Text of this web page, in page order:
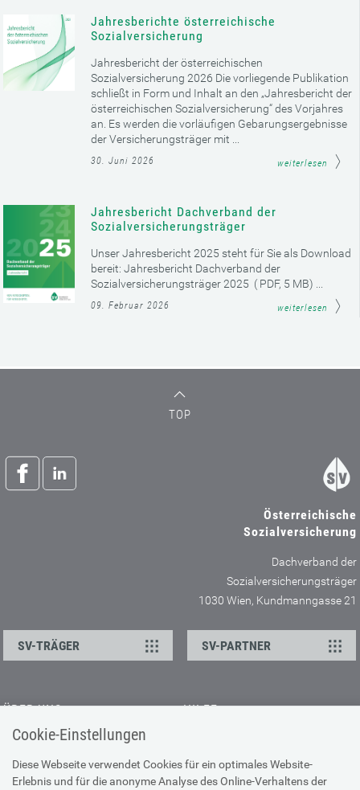
Cookie-Einstellungen
Diese Webseite verwendet Cookies für ein optimales Website-
Erlebnis und für die anonyme Analyse des Online-Verhaltens der
Jahresberichte österreichische
Sozialversicherung
Jahresbericht der österreichischen
Sozialversicherung 2026 Die vorliegende Publikation
schließt in Form und Inhalt an den „Jahresbericht der
österreichischen Sozialversicherung“ des Vorjahres
an. Es werden die vorläufigen Gebarungsergebnisse
der Versicherungsträger mit ...
30. Juni 2026 weiterlesen
Jahresbericht Dachverband der
Sozialversicherungsträger
Unser Jahresbericht 2025 steht für Sie als Download
bereit: Jahresbericht Dachverband der
Sozialversicherungsträger 2025 ( PDF, 5 MB) ...
09. Februar 2026 weiterlesen
TOP
Österreichische
Sozialversicherung
Dachverband der
Sozialversicherungsträger
1030 Wien, Kundmanngasse 21
SV-TRÄGER SV-PARTNER
ÜBER UNS
Kontakt
Offene Stellen
Presse
HILFE
Browser-Info & Sicherheit
Hilfe zur Suche